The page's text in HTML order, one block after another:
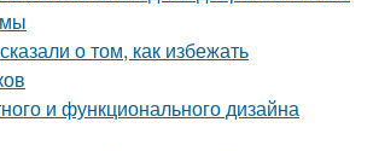
о том, как избежать
и функционального дизайна